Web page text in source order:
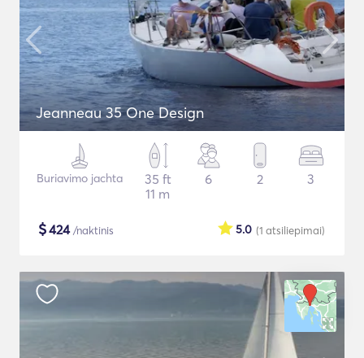
Jeanneau 35 One Design
Buriavimo jachta
35 ft
11 m
6 2 3
$424/naktinis (1 atsiliepimai)
5.0